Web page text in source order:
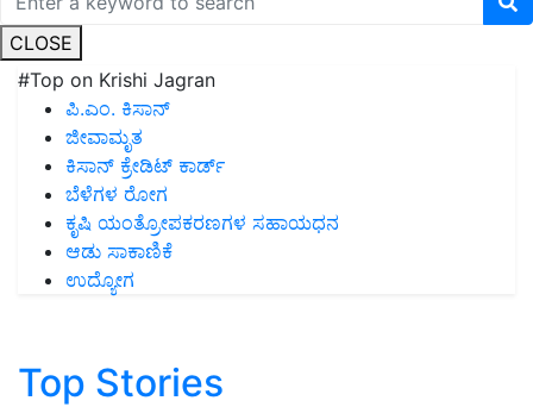
CLOSE
#Top on Krishi Jagran
ಪಿ.ಎಂ. ಕಿಸಾನ್
ಜೀವಾಮೃತ
ಕಿಸಾನ್ ಕ್ರೇಡಿಟ್ ಕಾರ್ಡ್
ಬೆಳೆಗಳ ರೋಗ
ಕೃಷಿ ಯಂತ್ರೋಪಕರಣಗಳ ಸಹಾಯಧನ
ಆಡು ಸಾಕಾಣಿಕೆ
ಉದ್ಯೋಗ
Top Stories